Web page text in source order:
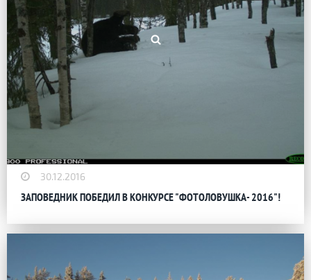
30.12.2016
ЗАПОВЕДНИК ПОБЕДИЛ В КОНКУРСЕ "ФОТОЛОВУШКА- 2016"!